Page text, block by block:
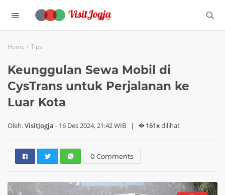
Home › Tips
Keunggulan Sewa Mobil di
CysTrans untuk Perjalanan ke
Luar Kota
Oleh.VisitJogja - 16 Des 2024, 21:42 WIB | 161xdilihat
0 Comments